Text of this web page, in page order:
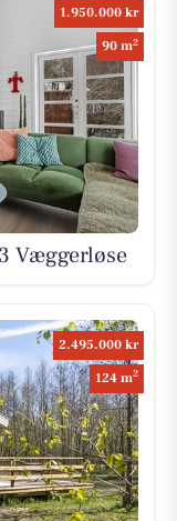
1.950.000 kr
90 m2
Væggerløse
2.495.000 kr
124 m2